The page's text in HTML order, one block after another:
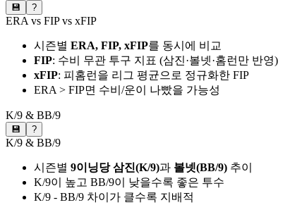
💾 ?
ERA vs FIP vs xFIP
시즌별 ERA, FIP, xFIP를 동시에 비교
FIP: 수비 무관 투구 지표 (삼진·볼넷·홈런만 반영)
xFIP: 피홈런을 리그 평균으로 정규화한 FIP
ERA > FIP면 수비/운이 나빴을 가능성
K/9 & BB/9
💾 ?
K/9 & BB/9
시즌별 9이닝당 삼진(K/9)과 볼넷(BB/9) 추이
K/9이 높고 BB/9이 낮을수록 좋은 투수
K/9 - BB/9 차이가 클수록 지배적